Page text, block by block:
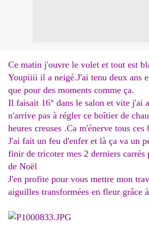
Ce matin j'ouvre le volet et tout est
Youpiiii il a neigé.J'ai tenu deux ans
que pour des moments comme ça.
Il faisait 16° dans le salon et vite j'ai
n'arrive pas à régler ce boîtier de
heures creuses .Ca m'énerve tous ces
J'ai fait un feu d'enfer et là ça va un
finir de tricoter mes 2 derniers carrés
de Noël
J'en profite pour vous mettre mon
aiguilles transformées en fleur grâce